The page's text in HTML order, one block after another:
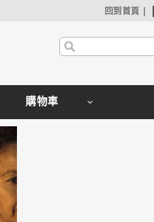
回到首頁 |
購物車